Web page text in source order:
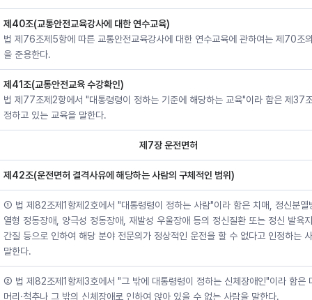
제40조(교통안전교육강사에 대한 연수교육)
법 제76조제5항에 따른 교통안전교육강사에 대한 연수교육에 관하여는 제70조
을 준용한다.
제41조(교통안전교육 수강확인)
법 제77조제2항에서 "대통령령이 정하는 기준에 해당하는 교육"이라 함은 제37
정하고 있는 교육을 말한다.
제7장 운전면허
제42조(운전면허 결격사유에 해당하는 사람의 구체적인 범위)
① 법 제82조제1항제2호에서 "대통령령이 정하는 사람"이라 함은 치매, 정신분열
열형 정동장애, 양극성 정동장애, 재발성 우울장애 등의 정신질환 또는 정신 발육
간질 등으로 인하여 해당 분야 전문의가 정상적인 운전을 할 수 없다고 인정하는
말한다.
② 법 제82조제1항제3호에서 "그 밖에 대통령령이 정하는 신체장애인"이라 함은
머리·척추나 그 밖의 신체장애로 인하여 앉아 있을 수 없는 사람을 말한다.